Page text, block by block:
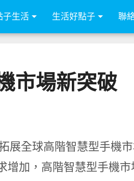
子生活 生活好點子 聯
市場新突破
展全球高階智慧型手機
加，高階智慧型手機市